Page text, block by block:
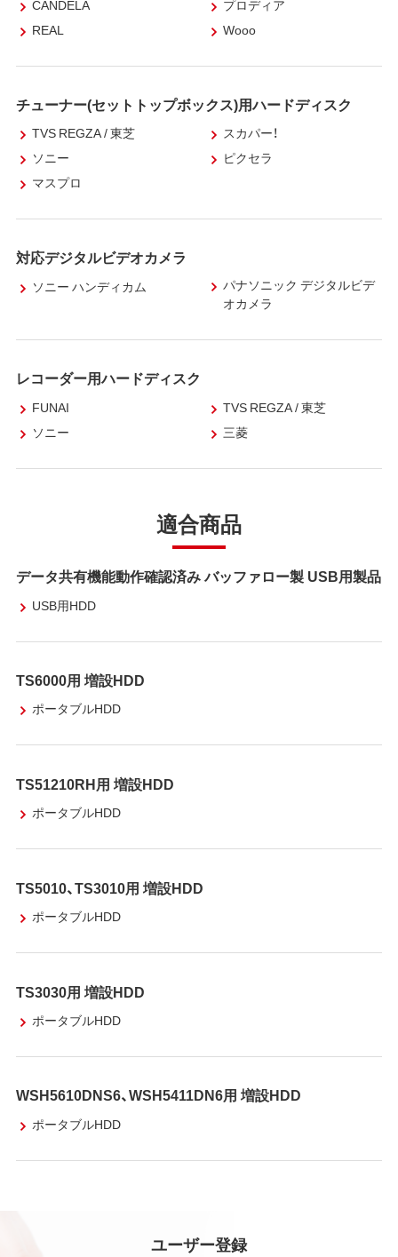
CANDELA
プロディア
REAL
Wooo
チューナー(セットトップボックス)用ハードディスク
TVS REGZA / 東芝
スカパー！
ソニー
ピクセラ
マスプロ
対応デジタルビデオカメラ
ソニー ハンディカム
パナソニック デジタルビデ
オカメラ
レコーダー用ハードディスク
FUNAI
TVS REGZA / 東芝
ソニー
三菱
適合商品
データ共有機能動作確認済み バッファロー製 USB用製品
USB用HDD
TS6000用 増設HDD
ポータブルHDD
TS51210RH用 増設HDD
ポータブルHDD
TS5010、TS3010用 増設HDD
ポータブルHDD
TS3030用 増設HDD
ポータブルHDD
WSH5610DNS6、WSH5411DN6用 増設HDD
ポータブルHDD
ユーザー登録